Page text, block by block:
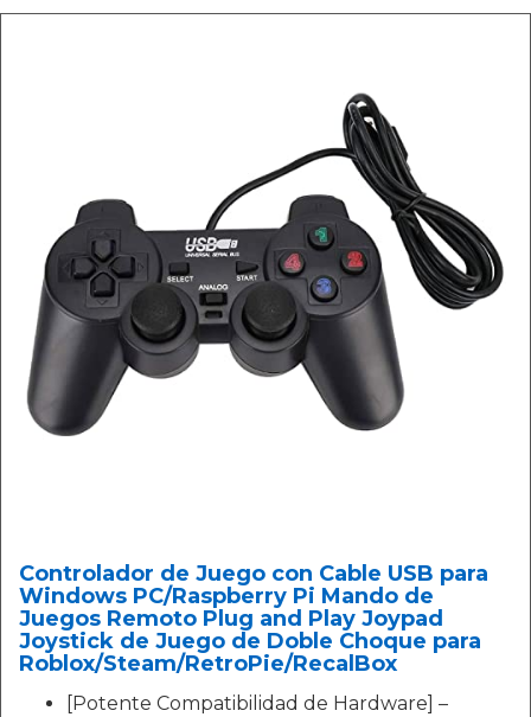
Controlador de Juego con Cable USB para
Windows PC/Raspberry Pi Mando de
Juegos Remoto Plug and Play Joypad
Joystick de Juego de Doble Choque para
Roblox/Steam/RetroPie/RecalBox
[Potente Compatibilidad de Hardware] –